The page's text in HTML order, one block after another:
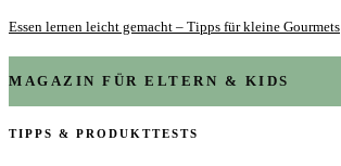
Essen lernen leicht gemacht – Tipps für kleine Gourmets
MAGAZIN FÜR ELTERN & KIDS
TIPPS & PRODUKTTESTS